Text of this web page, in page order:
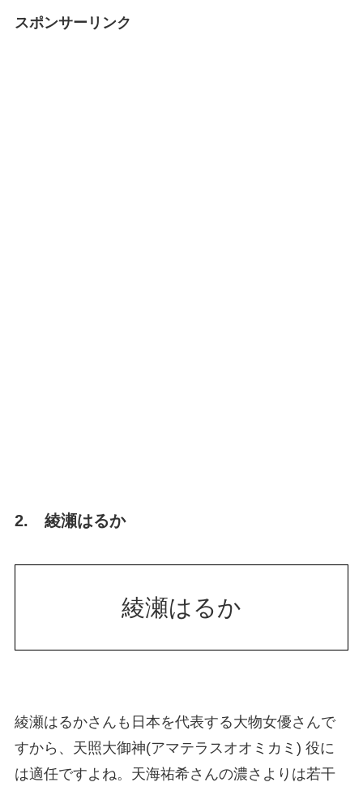
スポンサーリンク
2. 綾瀬はるか
綾瀬はるか
綾瀬はるかさんも日本を代表する大物女優さんで
すから、天照大御神(アマテラスオオミカミ) 役に
は適任ですよね。天海祐希さんの濃さよりは若干